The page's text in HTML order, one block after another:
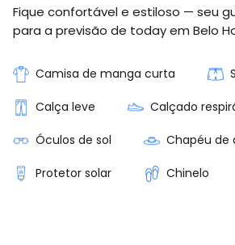
Fique confortável e estiloso — seu
para a previsão de today em Belo
Camisa de manga curta
Calça leve Calçado
Óculos de sol Chapéu de
Protetor solar Chinelo